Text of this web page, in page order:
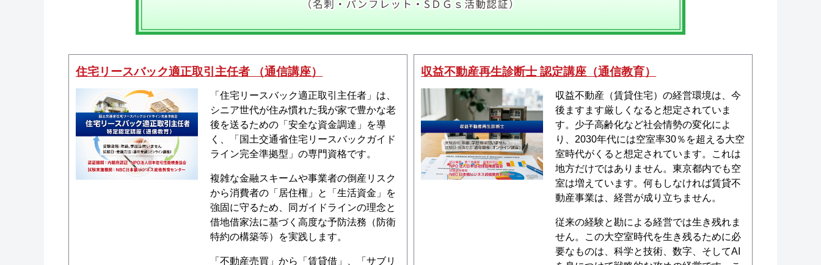
住宅リースバック適正取引主任者 （通信講座）
「住宅リースバック適正取引主任者」は、
シニア世代が住み慣れた我が家で豊かな老
後を送るための「安全な資金調達」を導
く、「国土交通省住宅リースバックガイド
ライン完全準拠型」の専門資格です。
複雑な金融スキームや事業者の倒産リスク
から消費者の「居住権」と「生活資金」を
強固に守るため、同ガイドラインの理念と
借地借家法に基づく高度な予防法務（防衛
特約の構築等）を実践します。
「不動産売買」から「賃貸借」、「サブリ
収益不動産再生診断士 認定講座（通信教育）
収益不動産（賃貸住宅）の経営環境は、今
後ますます厳しくなると想定されていま
す。少子高齢化など社会情勢の変化によ
り、2030年代には空室率30％を超える大空
室時代がくると想定されています。これは
地方だけではありません。東京都内でも空
室は増えています。何もしなければ賃貸不
動産事業は、経営が成り立ちません。
従来の経験と勘による経営では生き残れま
せん。この大空室時代を生き残るために必
要なものは、科学と技術、数字、そしてAI